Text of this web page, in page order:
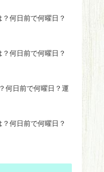
何日前で何曜日？
何日前で何曜日？
何日前で何曜日？運
何日前で何曜日？